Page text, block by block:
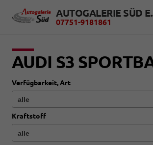
AUTOGALERIE SÜD
07751-9181861
AUDI S3
Verfügbarkeit, Art
Kraftstoff